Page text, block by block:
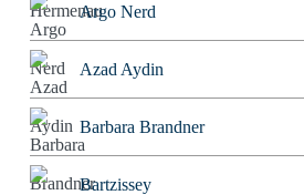
Argo Nerd
Azad Aydin
Barbara Brandner
Bartzissey